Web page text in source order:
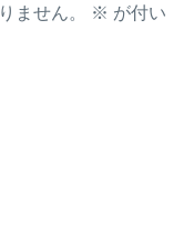
ません。 ※ が付い